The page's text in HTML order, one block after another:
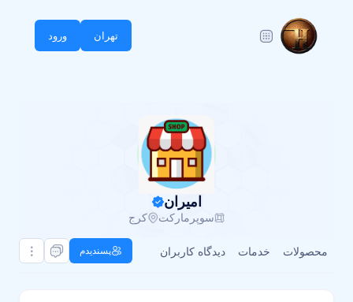
تهران ورود
امیران
سوپرمارکت کرج
محصولات خدمات دیدگاه کاربران پسندیدم